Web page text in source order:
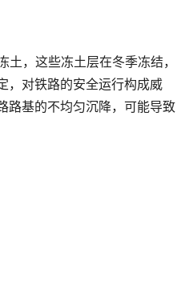
，这些冻土层在冬季冻结，
，对铁路的安全运行构成威
路基的不均匀沉降，可能导致